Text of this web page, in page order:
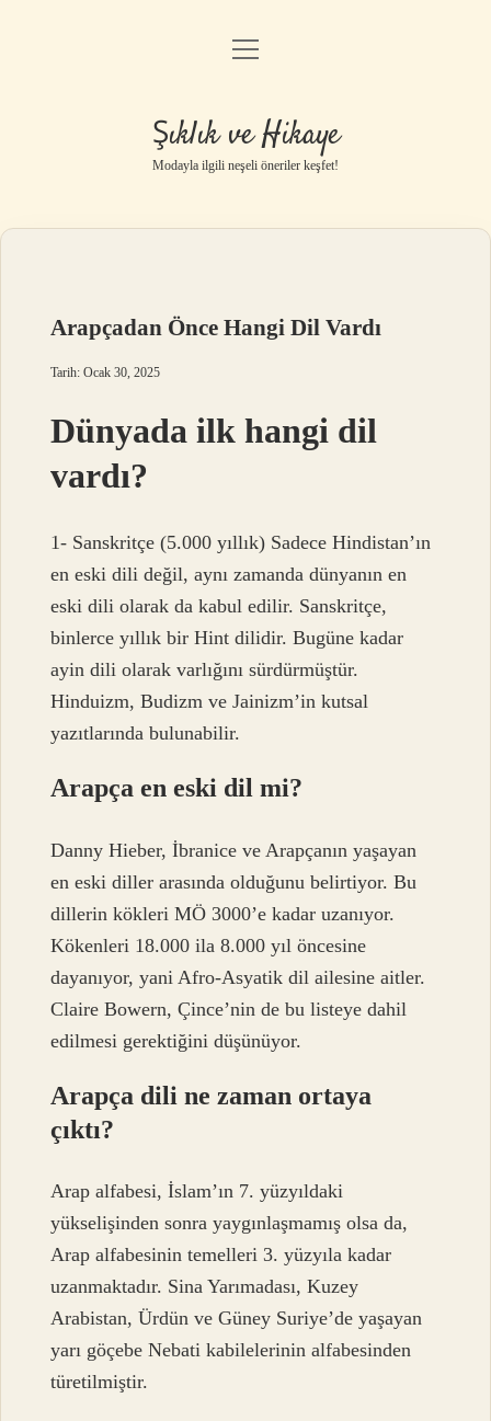
Gizlilik Politikası
Yasal Uyarı
menüyü
Şıklık ve Hikaye
Modayla ilgili neşeli öneriler keşfet!
Arapçadan Önce Hangi Dil Vardı
Tarih: Ocak 30, 2025
Dünyada ilk hangi dil
vardı?
1- Sanskritçe (5.000 yıllık) Sadece Hindistan’ın
en eski dili değil, aynı zamanda dünyanın en
eski dili olarak da kabul edilir. Sanskritçe,
binlerce yıllık bir Hint dilidir. Bugüne kadar
ayin dili olarak varlığını sürdürmüştür.
Hinduizm, Budizm ve Jainizm’in kutsal
yazıtlarında bulunabilir.
Arapça en eski dil mi?
Danny Hieber, İbranice ve Arapçanın yaşayan
en eski diller arasında olduğunu belirtiyor. Bu
dillerin kökleri MÖ 3000’e kadar uzanıyor.
Kökenleri 18.000 ila 8.000 yıl öncesine
dayanıyor, yani Afro-Asyatik dil ailesine aitler.
Claire Bowern, Çince’nin de bu listeye dahil
edilmesi gerektiğini düşünüyor.
Arapça dili ne zaman ortaya
çıktı?
Arap alfabesi, İslam’ın 7. yüzyıldaki
yükselişinden sonra yaygınlaşmamış olsa da,
Arap alfabesinin temelleri 3. yüzyıla kadar
uzanmaktadır. Sina Yarımadası, Kuzey
Arabistan, Ürdün ve Güney Suriye’de yaşayan
yarı göçebe Nebati kabilelerinin alfabesinden
türetilmiştir.